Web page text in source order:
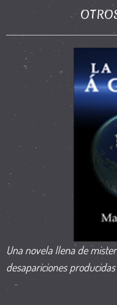
Una novela llena de
desapariciones